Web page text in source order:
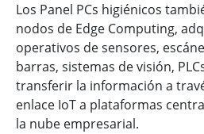
Los Panel PCs higiénicos
nodos de Edge Computing,
operativos de sensores,
barras, sistemas de visión,
transferir la información a
enlace IoT a plataformas
la nube empresarial.